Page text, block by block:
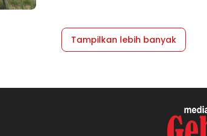
Tampilkan lebih banyak